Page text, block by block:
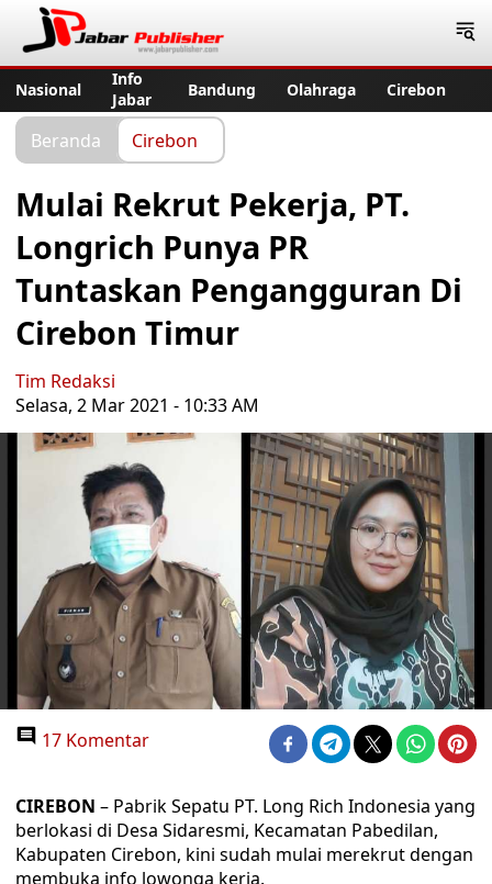
Nasional
Info
Jabar
Bandung Olahraga Cirebon
Beranda Cirebon
Mulai Rekrut Pekerja, PT.
Longrich Punya PR
Tuntaskan Pengangguran Di
Cirebon Timur
Tim Redaksi
Selasa, 2 Mar 2021 - 10:33 AM
17 Komentar
CIREBON – Pabrik Sepatu PT. Long Rich Indonesia yang
berlokasi di Desa Sidaresmi, Kecamatan Pabedilan,
Kabupaten Cirebon, kini sudah mulai merekrut dengan
membuka info lowonga kerja.